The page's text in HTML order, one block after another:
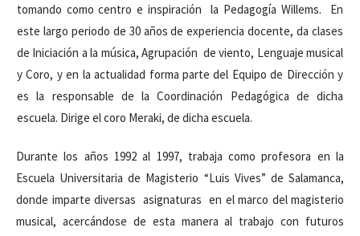
tomando como centro e inspiración la Pedagogía Willems. En
este largo periodo de 30 años de experiencia docente, da clases
de Iniciación a la música, Agrupación de viento, Lenguaje musical
y Coro, y en la actualidad forma parte del Equipo de Dirección y
es la responsable de la Coordinación Pedagógica de dicha
escuela. Dirige el coro Meraki, de dicha escuela.
Durante los años 1992 al 1997, trabaja como profesora en la
Escuela Universitaria de Magisterio “Luis Vives” de Salamanca,
donde imparte diversas asignaturas en el marco del magisterio
musical, acercándose de esta manera al trabajo con futuros